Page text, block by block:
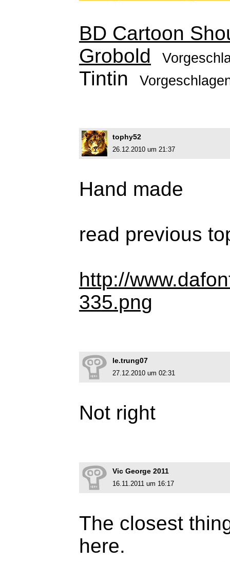
BD Cartoon
Grobold
Tintin
tophy52
26.12.2010 um 21:37
Hand made
read previous
http://
335.png
le.trung07
27.12.2010 um 02:31
Not right
Vic George 2011
16.11.2011 um 16:17
The closest
here.